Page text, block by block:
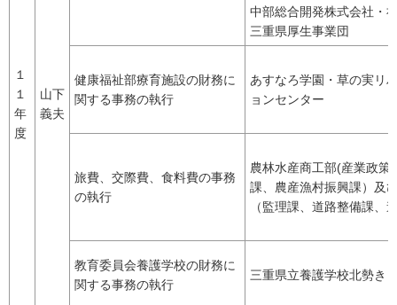
１
１
年
度
山下
義夫
中部総合開発株式会社・
三重県厚生事業団
健康福祉部療育施設の財務に
関する事務の執行
あすなろ学園・草の実リ
ョンセンター
旅費、交際費、食料費の事務
の執行
農林水産商工部(産業政策
課、農産漁村振興課）及
（監理課、道路整備課、
教育委員会養護学校の財務に
関する事務の執行
三重県立養護学校北勢き